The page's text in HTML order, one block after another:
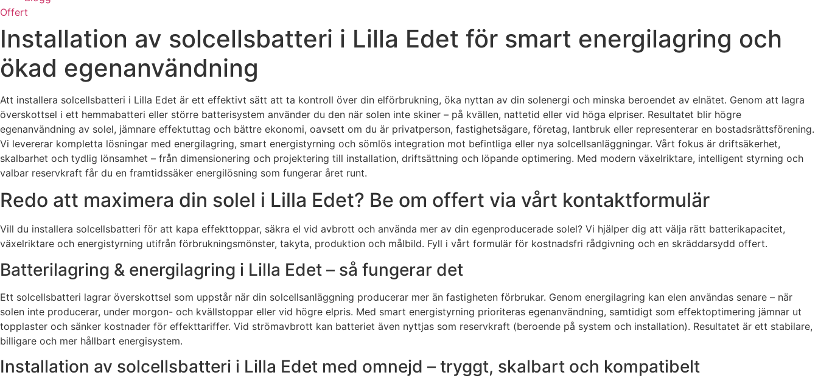
Offert
Installation av solcellsbatteri i Lilla Edet för smart energilagring och
ökad egenanvändning
Att installera solcellsbatteri i Lilla Edet är ett effektivt sätt att ta kontroll över din elförbrukning, öka nyttan av din solenergi och minska beroendet av elnätet. Genom att lagra
överskottsel i ett hemmabatteri eller större batterisystem använder du den när solen inte skiner – på kvällen, nattetid eller vid höga elpriser. Resultatet blir högre
egenanvändning av solel, jämnare effektuttag och bättre ekonomi, oavsett om du är privatperson, fastighetsägare, företag, lantbruk eller representerar en bostadsrättsförening.
Vi levererar kompletta lösningar med energilagring, smart energistyrning och sömlös integration mot befintliga eller nya solcellsanläggningar. Vårt fokus är driftsäkerhet,
skalbarhet och tydlig lönsamhet – från dimensionering och projektering till installation, driftsättning och löpande optimering. Med modern växelriktare, intelligent styrning och
valbar reservkraft får du en framtidssäker energilösning som fungerar året runt.
Redo att maximera din solel i Lilla Edet? Be om offert via vårt kontaktformulär
Vill du installera solcellsbatteri för att kapa effekttoppar, säkra el vid avbrott och använda mer av din egenproducerade solel? Vi hjälper dig att välja rätt batterikapacitet,
växelriktare och energistyrning utifrån förbrukningsmönster, takyta, produktion och målbild. Fyll i vårt formulär för kostnadsfri rådgivning och en skräddarsydd offert.
Batterilagring & energilagring i Lilla Edet – så fungerar det
Ett solcellsbatteri lagrar överskottsel som uppstår när din solcellsanläggning producerar mer än fastigheten förbrukar. Genom energilagring kan elen användas senare – när
solen inte producerar, under morgon- och kvällstoppar eller vid högre elpris. Med smart energistyrning prioriteras egenanvändning, samtidigt som effektoptimering jämnar ut
topplaster och sänker kostnader för effekttariffer. Vid strömavbrott kan batteriet även nyttjas som reservkraft (beroende på system och installation). Resultatet är ett stabilare,
billigare och mer hållbart energisystem.
Installation av solcellsbatteri i Lilla Edet med omnejd – tryggt, skalbart och kompatibelt